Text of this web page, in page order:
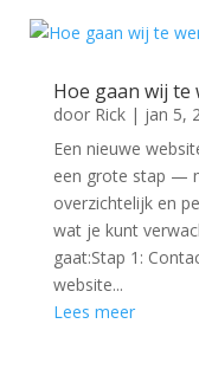
Hoe gaan wij te
door Rick| jan 5,
Een nieuwe
een grote stap —
overzichtelijk en
wat je kunt
gaat:Stap 1:
website...
Lees meer